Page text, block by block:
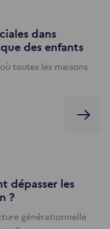
dans
des enfants
toutes les maisons
dépasser les
?
générationnelle